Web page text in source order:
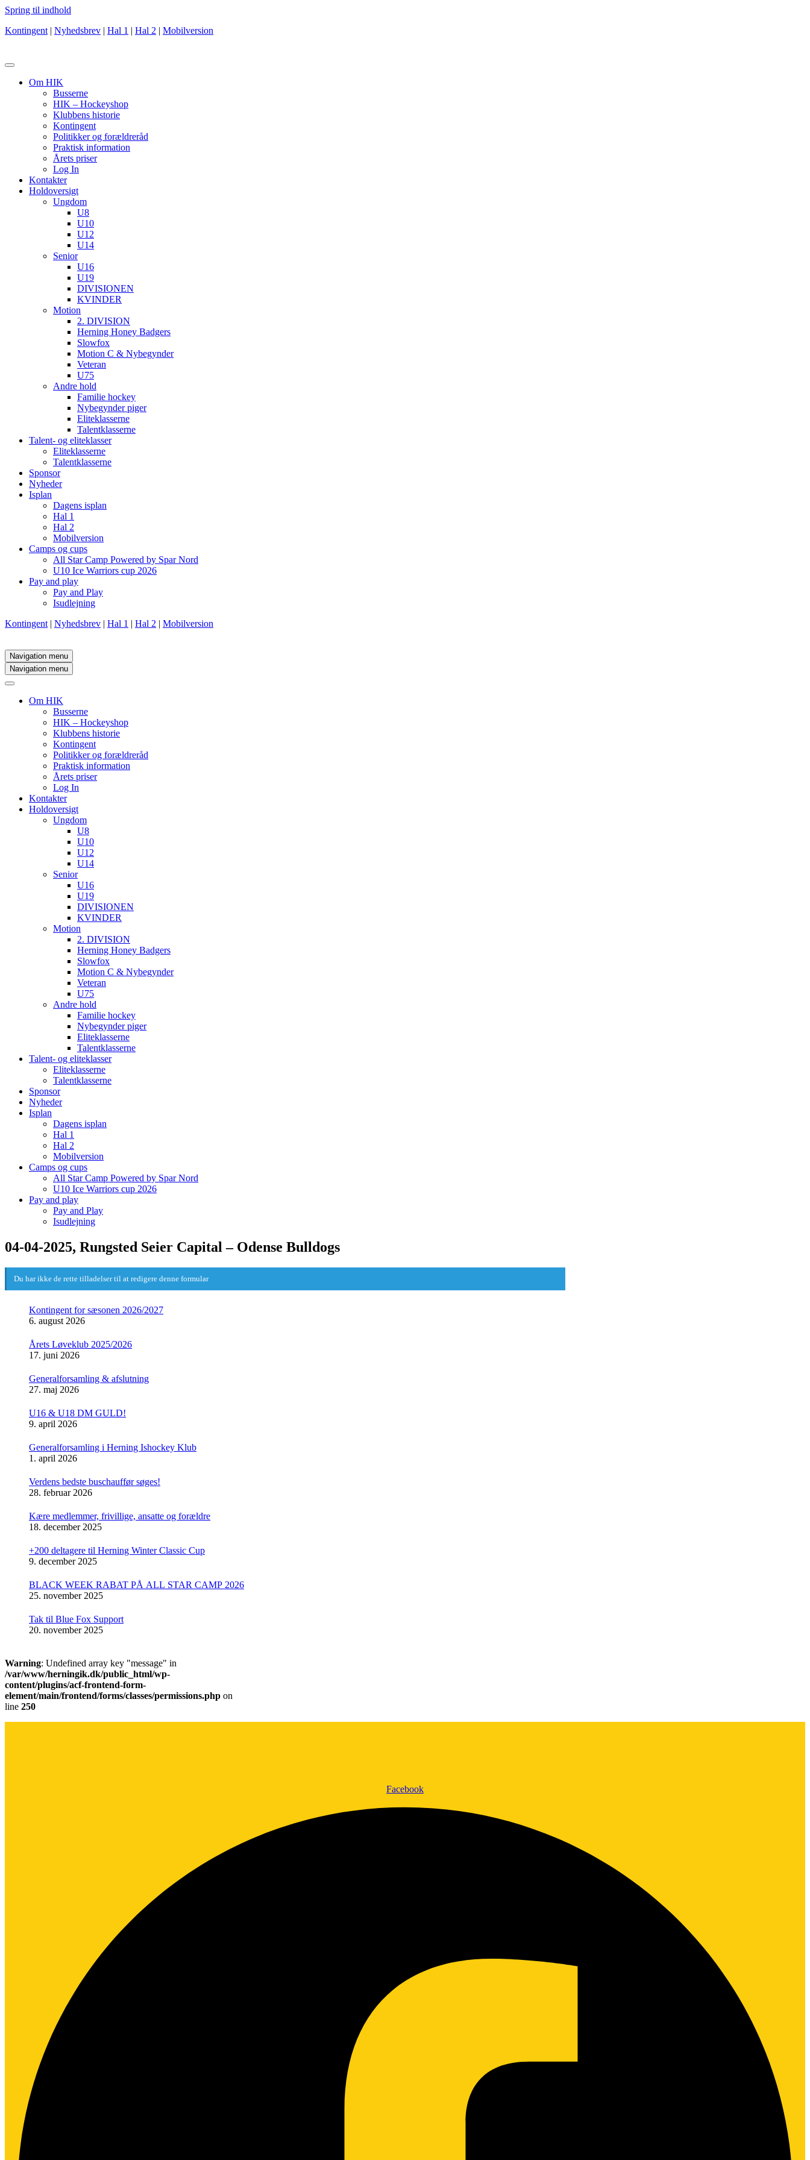
Spring til indhold
Kontingent | Nyhedsbrev | Hal 1 | Hal 2 | Mobilversion
Om HIK
Busserne
HIK – Hockeyshop
Klubbens historie
Kontingent
Politikker og forældreråd
Praktisk information
Årets priser
Log In
Kontakter
Holdoversigt
Ungdom
U8
U10
U12
U14
Senior
U16
U19
DIVISIONEN
KVINDER
Motion
2. DIVISION
Herning Honey Badgers
Slowfox
Motion C & Nybegynder
Veteran
U75
Andre hold
Familie hockey
Nybegynder piger
Eliteklasserne
Talentklasserne
Talent- og eliteklasser
Eliteklasserne
Talentklasserne
Sponsor
Nyheder
Isplan
Dagens isplan
Hal 1
Hal 2
Mobilversion
Camps og cups
All Star Camp Powered by Spar Nord
U10 Ice Warriors cup 2026
Pay and play
Pay and Play
Isudlejning
Kontingent | Nyhedsbrev | Hal 1 | Hal 2 | Mobilversion
Navigation menu
Navigation menu
Om HIK
Busserne
HIK – Hockeyshop
Klubbens historie
Kontingent
Politikker og forældreråd
Praktisk information
Årets priser
Log In
Kontakter
Holdoversigt
Ungdom
U8
U10
U12
U14
Senior
U16
U19
DIVISIONEN
KVINDER
Motion
2. DIVISION
Herning Honey Badgers
Slowfox
Motion C & Nybegynder
Veteran
U75
Andre hold
Familie hockey
Nybegynder piger
Eliteklasserne
Talentklasserne
Talent- og eliteklasser
Eliteklasserne
Talentklasserne
Sponsor
Nyheder
Isplan
Dagens isplan
Hal 1
Hal 2
Mobilversion
Camps og cups
All Star Camp Powered by Spar Nord
U10 Ice Warriors cup 2026
Pay and play
Pay and Play
Isudlejning
04-04-2025, Rungsted Seier Capital – Odense Bulldogs
Du har ikke de rette tilladelser til at redigere denne formular
Kontingent for sæsonen 2026/2027
6. august 2026
Årets Løveklub 2025/2026
17. juni 2026
Generalforsamling & afslutning
27. maj 2026
U16 & U18 DM GULD!
9. april 2026
Generalforsamling i Herning Ishockey Klub
1. april 2026
Verdens bedste buschauffør søges!
28. februar 2026
Kære medlemmer, frivillige, ansatte og forældre
18. december 2025
+200 deltagere til Herning Winter Classic Cup
9. december 2025
BLACK WEEK RABAT PÅ ALL STAR CAMP 2026
25. november 2025
Tak til Blue Fox Support
20. november 2025
Warning: Undefined array key "message" in
/var/www/herningik.dk/public_html/wp-
content/plugins/acf-frontend-form-
element/main/frontend/forms/classes/permissions.php on
line 250
Facebook